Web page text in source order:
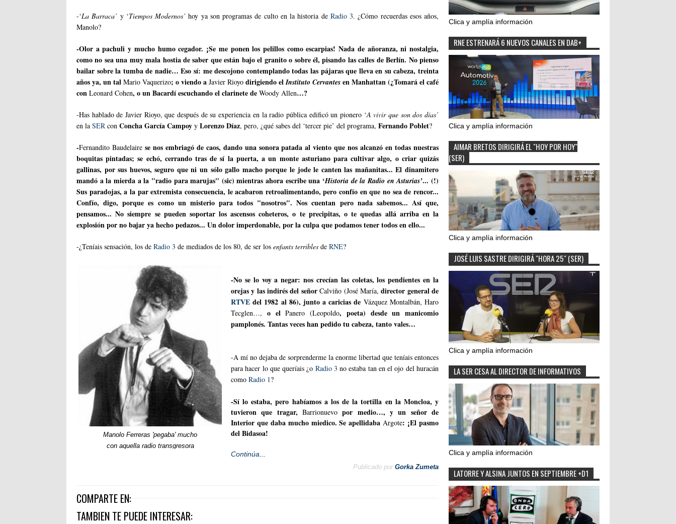
-‘La Barraca’ y ‘Tiempos Modernos’ hoy ya son programas de culto en la historia de Radio 3. ¿Cómo recuerdas esos años,
Manolo?
-Olor a pachuli y mucho humo cegador. ¡Se me ponen los pelillos como escarpias! Nada de añoranza, ni nostalgia,
como no sea una muy mala hostia de saber que están bajo el granito o sobre él, pisando las calles de Berlín. No pienso
bailar sobre la tumba de nadie… Eso sí: me descojono contemplando todas las pájaras que lleva en su cabeza, treinta
años ya, un tal Mario Vaquerizo; o viendo a Javier Rioyo dirigiendo elInstituto Cervantes en Manhattan (¿Tomará el café
con Leonard Cohen, o un Bacardí escuchando el clarinete de Woody Allen…?
-Has hablado de Javier Rioyo, que después de su experiencia en la radio pública edificó un pionero ‘A vivir que son dos días’
en la SER con Concha García Campoy y Lorenzo Díaz, pero, ¿qué sabes del ‘tercer pie’ del programa, Fernando Poblet?
-Fernandito Baudelairese nos embriagó de caos, dando una sonora patada al viento que nos alcanzó en todas nuestras
boquitas pintadas; se echó, cerrando tras de sí la puerta, a un monte asturiano para cultivar algo, o criar quizás
gallinas, por sus huevos, seguro que ni un sólo gallo macho porque le jode le canten las mañanitas... El dinamitero
mandó a la mierda a la "radio para marujas" (sic) mientras ahora escribe una ‘Historia de la Radio en Asturias’... (!)
Sus paradojas, a la par extremista consecuencia, le acabaron retroalimentando, pero confío en que no sea de rencor...
Confío, digo, porque es como un misterio para todos "nosotros". Nos cuentan pero nada sabemos... Así que,
pensamos... No siempre se pueden soportar los ascensos coheteros, o te precipitas, o te quedas allá arriba en la
explosión por no bajar ya hecho pedazos... Un dolor imperdonable, por la culpa que podamos tener todos en ello...
-¿Teníais sensación, los de Radio 3 de mediados de los 80, de ser los enfants terribles de RNE?
Manolo Ferreras 'pegaba' mucho
con aquella radio transgresora
-No se lo voy a negar: nos crecían las coletas, los pendientes en la
orejas y las indirés del señorCalviño (José María,director general de
RTVE del 1982 al 86), junto a caricias de Vázquez Montalbán, Haro
Tecglen…,
o elPanero (Leopoldo, poeta) desde un manicomio
pamplonés. Tantas veces han pedido tu cabeza, tanto vales…
-A mí no dejaba de sorprenderme la enorme libertad que teníais entonces
para hacer lo que queríais ¿o Radio 3no estaba tan en el ojo del huracán
como Radio 1?
-Sí lo estaba, pero habíamos a los de la tortilla en la Moncloa, y
tuvieron que tragar, Barrionuevo por medio…, y un señor de
Interior que daba mucho miedico. Se apellidabaArgote: ¡El pasmo
del Bidasoa!
Continúa
Publicado por Gorka Zumeta
COMPARTE EN:
TAMBIEN TE PUEDE INTERESAR:
Clica y amplía información
RNE ESTRENARÁ 6 NUEVOS CANALES EN DAB+
Clica y amplía información
AIMAR BRETOS DIRIGIRÁ EL "HOY POR HOY"
(SER)
Clica y amplía información
JOSÉ LUIS SASTRE DIRIGIRÁ "HORA 25" (SER)
Clica y amplía información
LA SER CESA AL DIRECTOR DE INFORMATIVOS
Clica y amplía información
LATORRE Y ALSINA JUNTOS EN SEPTIEMBRE +D1